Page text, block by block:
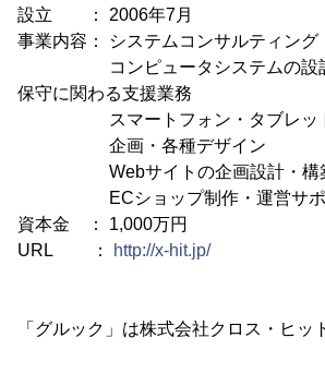
設立 ： 2006年7月
事業内容： システムコンサルティング
コンピュータシステムの設計
保守に関わる支援業務
スマートフォン・タブレット
企画・各種デザイン
Webサイトの企画設計・構
ECショップ制作・運営サポ
資本金 ： 1,000万円
URL ：
http://x-hit.jp/
「グルック」は株式会社クロス・ヒッ